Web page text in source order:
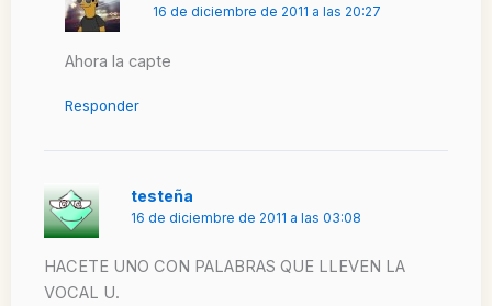
16 de diciembre de 2011 a las 20:27
Ahora la capte
Responder
testeña
16 de diciembre de 2011 a las 03:08
HACETE UNO CON PALABRAS QUE LLEVEN LA
VOCAL U.